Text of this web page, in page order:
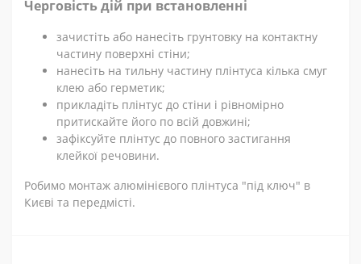
Черговість дій при встановленні
зачистіть або нанесіть грунтовку на контактну
частину поверхні стіни;
нанесіть на тильну частину плінтуса кілька смуг
клею або герметик;
прикладіть плінтус до стіни і рівномірно
притискайте його по всій довжині;
зафіксуйте плінтус до повного застигання
клейкої речовини.
Робимо монтаж алюмінієвого плінтуса "під ключ" в
Києві та передмісті.